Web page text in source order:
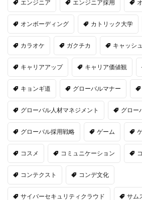
エンジニア エンジニア採用
オンボーディング カトリック大学
カラオケ ガクチカ キャッシ
キャリアアップ キャリア価値観
キョンギ道 グローバルマナー
グローバル人材マネジメント グロー
グローバル採用戦略 ゲーム
コスメ コミュニケーション
コンテクスト コンデ文化
サイバーセキュリティクラウド サム